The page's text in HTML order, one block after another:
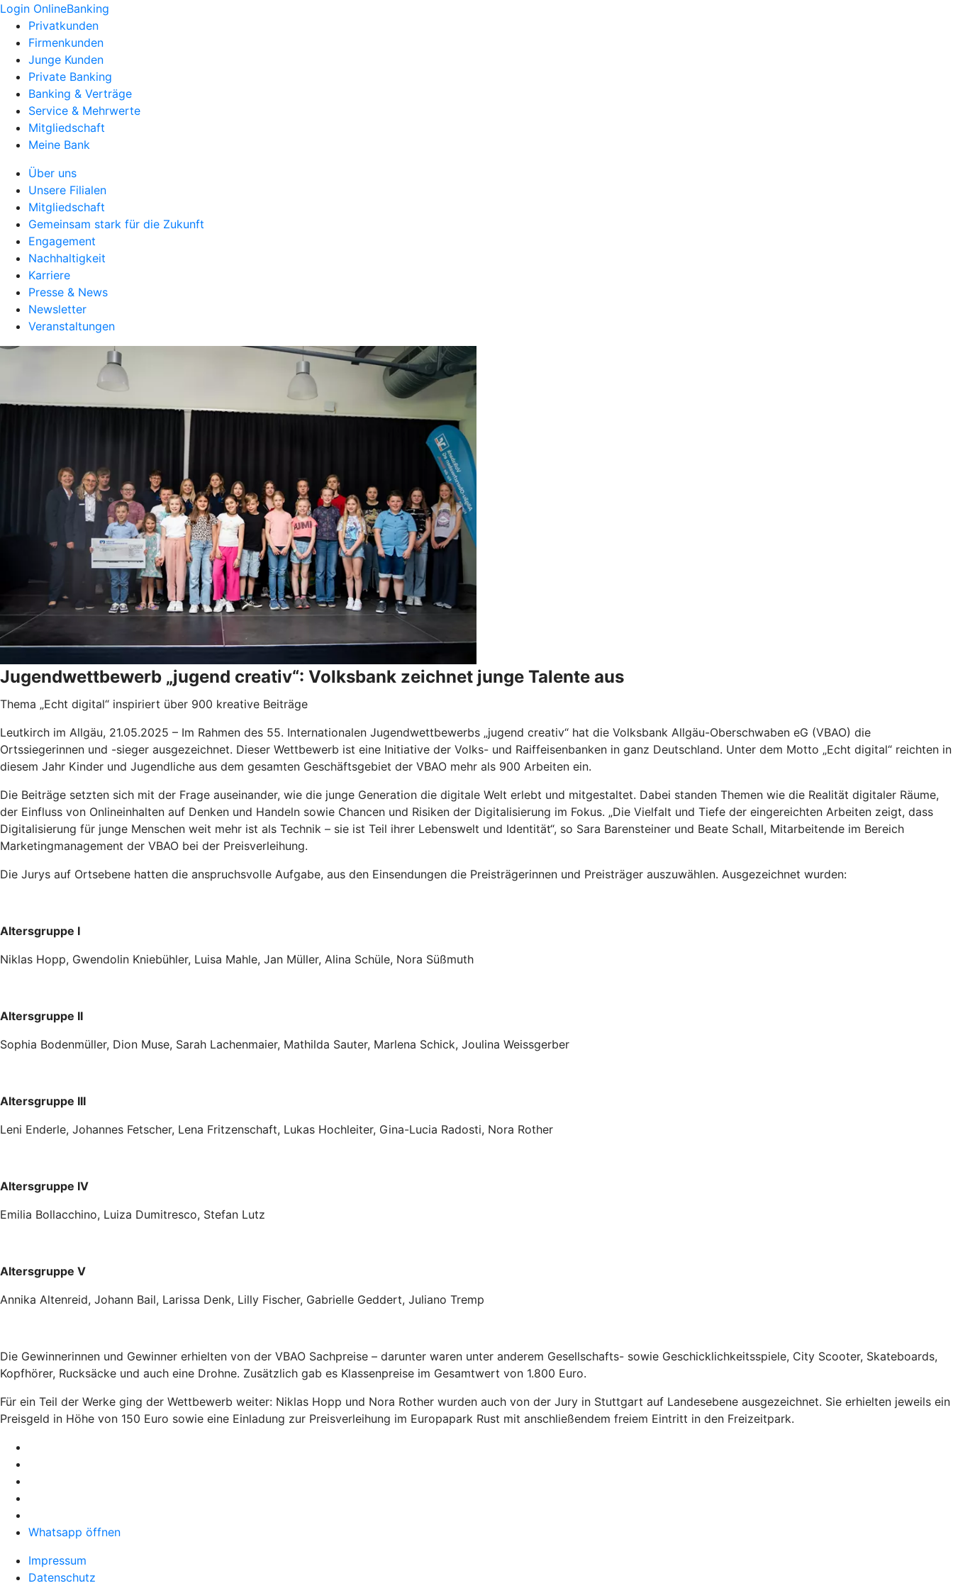
Login OnlineBanking
Privatkunden
Firmenkunden
Junge Kunden
Private Banking
Banking & Verträge
Service & Mehrwerte
Mitgliedschaft
Meine Bank
Über uns
Unsere Filialen
Mitgliedschaft
Gemeinsam stark für die Zukunft
Engagement
Nachhaltigkeit
Karriere
Presse & News
Newsletter
Veranstaltungen
Jugendwettbewerb „jugend creativ“: Volksbank zeichnet junge Talente aus
Thema „Echt digital“ inspiriert über 900 kreative Beiträge
Leutkirch im Allgäu, 21.05.2025 – Im Rahmen des 55. Internationalen Jugendwettbewerbs „jugend creativ“ hat die Volksbank Allgäu-Oberschwaben eG (VBAO) die
Ortssiegerinnen und -sieger ausgezeichnet. Dieser Wettbewerb ist eine Initiative der Volks- und Raiffeisenbanken in ganz Deutschland. Unter dem Motto „Echt digital“ reichten in
diesem Jahr Kinder und Jugendliche aus dem gesamten Geschäftsgebiet der VBAO mehr als 900 Arbeiten ein.
Die Beiträge setzten sich mit der Frage auseinander, wie die junge Generation die digitale Welt erlebt und mitgestaltet. Dabei standen Themen wie die Realität digitaler Räume,
der Einfluss von Onlineinhalten auf Denken und Handeln sowie Chancen und Risiken der Digitalisierung im Fokus. „Die Vielfalt und Tiefe der eingereichten Arbeiten zeigt, dass
Digitalisierung für junge Menschen weit mehr ist als Technik – sie ist Teil ihrer Lebenswelt und Identität“, so Sara Barensteiner und Beate Schall, Mitarbeitende im Bereich
Marketingmanagement der VBAO bei der Preisverleihung.
Die Jurys auf Ortsebene hatten die anspruchsvolle Aufgabe, aus den Einsendungen die Preisträgerinnen und Preisträger auszuwählen. Ausgezeichnet wurden:
Altersgruppe I
Niklas Hopp, Gwendolin Kniebühler, Luisa Mahle, Jan Müller, Alina Schüle, Nora Süßmuth
Altersgruppe II
Sophia Bodenmüller, Dion Muse, Sarah Lachenmaier, Mathilda Sauter, Marlena Schick, Joulina Weissgerber
Altersgruppe III
Leni Enderle, Johannes Fetscher, Lena Fritzenschaft, Lukas Hochleiter, Gina-Lucia Radosti, Nora Rother
Altersgruppe IV
Emilia Bollacchino, Luiza Dumitresco, Stefan Lutz
Altersgruppe V
Annika Altenreid, Johann Bail, Larissa Denk, Lilly Fischer, Gabrielle Geddert, Juliano Tremp
Die Gewinnerinnen und Gewinner erhielten von der VBAO Sachpreise – darunter waren unter anderem Gesellschafts- sowie Geschicklichkeitsspiele, City Scooter, Skateboards,
Kopfhörer, Rucksäcke und auch eine Drohne. Zusätzlich gab es Klassenpreise im Gesamtwert von 1.800 Euro.
Für ein Teil der Werke ging der Wettbewerb weiter: Niklas Hopp und Nora Rother wurden auch von der Jury in Stuttgart auf Landesebene ausgezeichnet. Sie erhielten jeweils ein
Preisgeld in Höhe von 150 Euro sowie eine Einladung zur Preisverleihung im Europapark Rust mit anschließendem freiem Eintritt in den Freizeitpark.
Whatsapp öffnen
Impressum
Datenschutz